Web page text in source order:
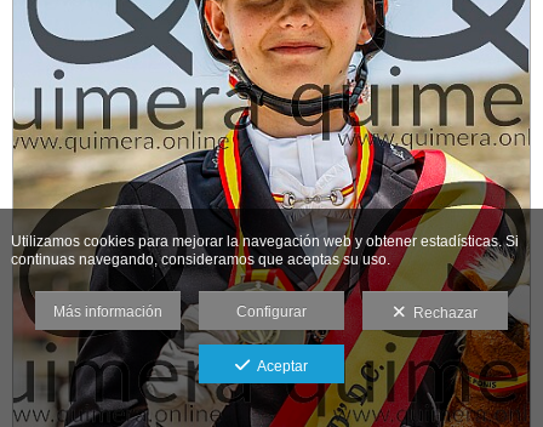
Utilizamos cookies para mejorar la navegación web y obtener estadísticas. Si
continuas navegando, consideramos que aceptas su uso.
Más información Configurar Rechazar
Aceptar